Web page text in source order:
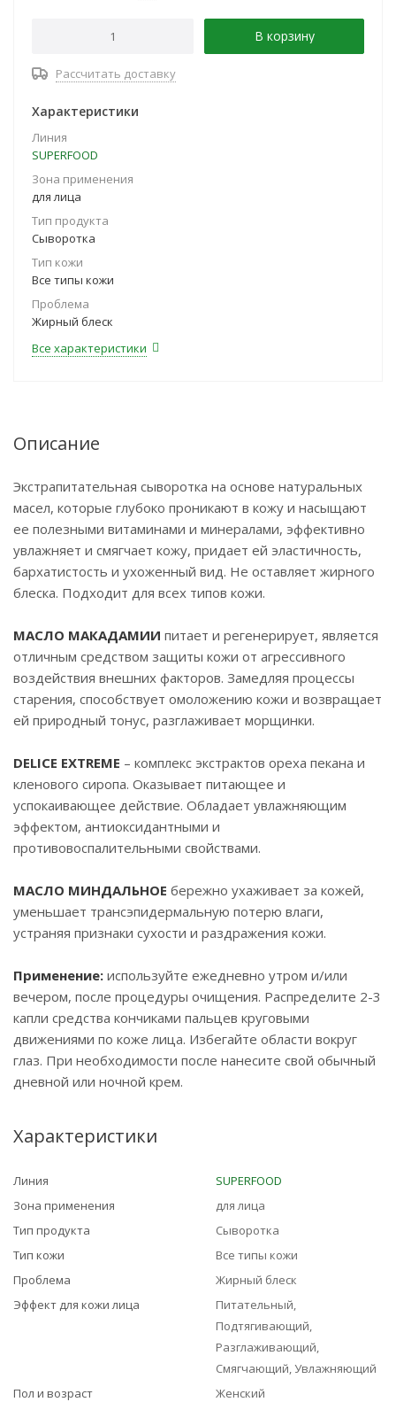
всех типов кожи.
В корзину
Рассчитать доставку
Характеристики
Линия
SUPERFOOD
Зона применения
для лица
Тип продукта
Сыворотка
Тип кожи
Все типы кожи
Проблема
Жирный блеск
Все характеристики
Описание
Экстрапитательная сыворотка на основе натуральных
масел, которые глубоко проникают в кожу и насыщают
ее полезными витаминами и минералами, эффективно
увлажняет и смягчает кожу, придает ей эластичность,
бархатистость и ухоженный вид. Не оставляет жирного
блеска. Подходит для всех типов кожи.
МАСЛО МАКАДАМИИ питает и регенерирует, является
отличным средством защиты кожи от агрессивного
воздействия внешних факторов. Замедляя процессы
старения, способствует омоложению кожи и возвращает
ей природный тонус, разглаживает морщинки.
DELICE EXTREME – комплекс экстрактов ореха пекана и
кленового сиропа. Оказывает питающее и
успокаивающее действие. Обладает увлажняющим
эффектом, антиоксидантными и
противовоспалительными свойствами.
МАСЛО МИНДАЛЬНОЕ бережно ухаживает за кожей,
уменьшает трансэпидермальную потерю влаги,
устраняя признаки сухости и раздражения кожи.
Применение: используйте ежедневно утром и/или
вечером, после процедуры очищения. Распределите 2-3
капли средства кончиками пальцев круговыми
движениями по коже лица. Избегайте области вокруг
глаз. При необходимости после нанесите свой обычный
дневной или ночной крем.
Характеристики
Линия
SUPERFOOD
Зона применения
для лица
Тип продукта
Сыворотка
Тип кожи
Все типы кожи
Проблема
Жирный блеск
Эффект для кожи лица
Питательный,
Подтягивающий,
Разглаживающий,
Смягчающий, Увлажняющий
Пол и возраст
Женский